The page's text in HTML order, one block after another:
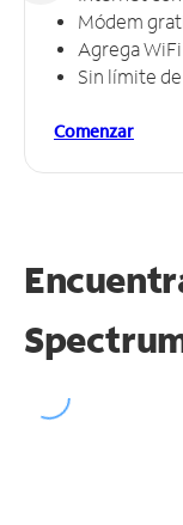
Módem
Agrega
Sin límite
Comenzar